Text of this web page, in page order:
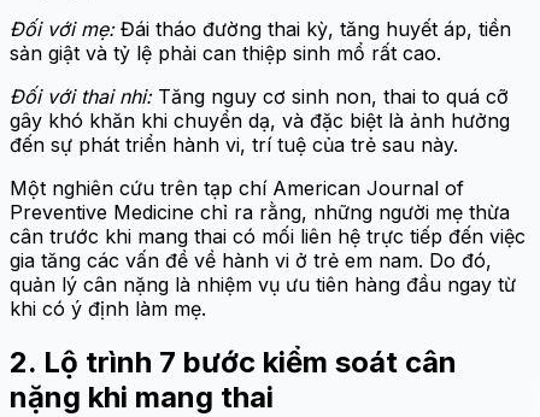
Đối với mẹ:Đái tháo đường thai kỳ, tăng huyết áp, tiền
sản giật và tỷ lệ phải can thiệp sinh mổ rất cao.
Đối với thai nhi: Tăng nguy cơ sinh non, thai to quá cỡ
gây khó khăn khi chuyển dạ, và đặc biệt là ảnh hưởng
đến sự phát triển hành vi, trí tuệ của trẻ sau này.
Một nghiên cứu trên tạp chí American Journal of
Preventive Medicine chỉ ra rằng, những người mẹ thừa
cân trước khi mang thai có mối liên hệ trực tiếp đến việc
gia tăng các vấn đề về hành vi ở trẻ em nam. Do đó,
quản lý cân nặng là nhiệm vụ ưu tiên hàng đầu ngay từ
khi có ý định làm mẹ.
2. Lộ trình 7 bước kiểm soát cân
nặng khi mang thai